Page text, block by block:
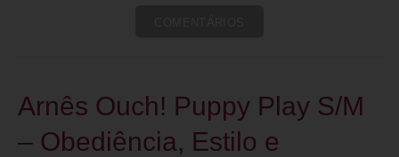
Arnês Ouch! Puppy Play S/M
– Obediência, Estilo e